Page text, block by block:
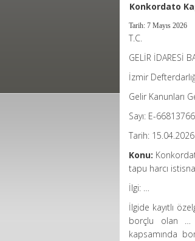
Konkordato
Tarih: 7 Mayıs 2026
T.C.
GELİR İDARESİ
İzmir
Gelir Kanunları
Sayı: E-
Tarih: 15.04.2026
Konu:
tapu harcı
İlgi: …
İlgide kayıtlı
borçlu olan …
kapsamında